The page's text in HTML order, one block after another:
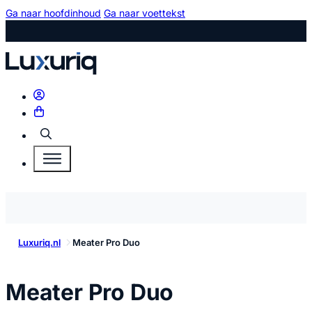
Ga naar hoofdinhoud Ga naar voettekst
Zoeken
Luxuriq.nl Meater Pro Duo
Meater Pro Duo